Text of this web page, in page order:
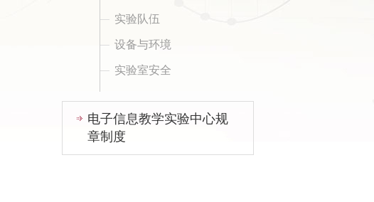
实验队伍
设备与环境
实验室安全
电子信息教学实验中心规
章制度